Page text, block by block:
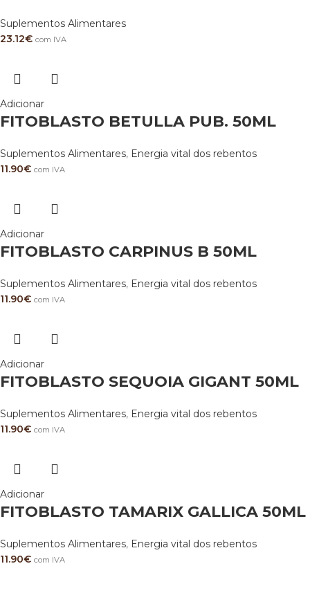
Suplementos Alimentares
23.12€ com IVA
Adicionar
FITOBLASTO BETULLA PUB. 50ML
Suplementos Alimentares, Energia vital dos rebentos
11.90€ com IVA
Adicionar
FITOBLASTO CARPINUS B 50ML
Suplementos Alimentares, Energia vital dos rebentos
11.90€ com IVA
Adicionar
FITOBLASTO SEQUOIA GIGANT 50ML
Suplementos Alimentares, Energia vital dos rebentos
11.90€ com IVA
Adicionar
FITOBLASTO TAMARIX GALLICA 50ML
Suplementos Alimentares, Energia vital dos rebentos
11.90€ com IVA